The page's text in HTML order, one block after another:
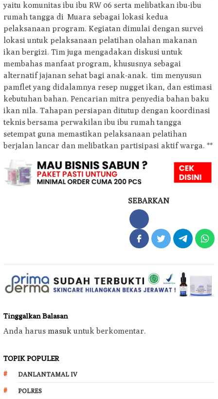
yaitu komunitas ibu ibu RW 06 serta melibatkan ibu-ibu
rumah tangga di Muara sebagai lokasi kedua
pelaksanaan program. Kegiatan dimulai dengan survei
lokasi untuk pelaksanaan pelatihan olahan makanan
ikan bergizi. Tim juga mengadakan diskusi untuk
membahas manfaat program, khususnya sebagai
alternatif jajanan sehat bagi anak-anak. tim menyusun
pamflet yang didalamnya resep nugget ikan, dan estimasi
kebutuhan bahan. Pencarian mitra penyedia bahan baku
ikan nila. Tahapan persiapan ditutup dengan koordinasi
teknis bersama perwakilan ibu ibu rumah tangga
setempat guna memastikan pelaksanaan pelatihan
berjalan lancar dan melibatkan partisipasi aktif warga. **
SEBARKAN
Tinggalkan Balasan
Anda harus masuk untuk berkomentar.
TOPIK POPULER
DANLANTAMAL IV
POLRES